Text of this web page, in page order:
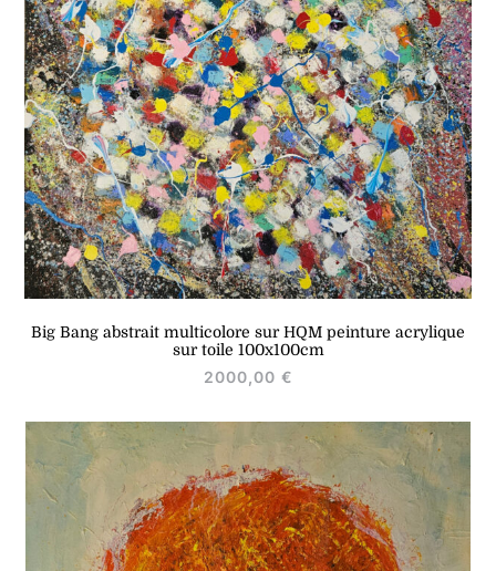
Big Bang abstrait multicolore sur HQM peinture acrylique
sur toile 100x100cm
2000,00 €